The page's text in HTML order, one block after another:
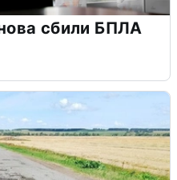
сбили БПЛА